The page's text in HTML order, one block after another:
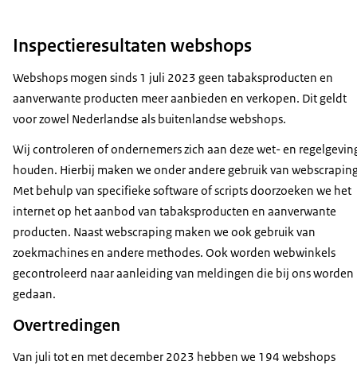
Inspectieresultaten webshops
Webshops mogen sinds 1 juli 2023 geen tabaksproducten en
aanverwante producten meer aanbieden en verkopen. Dit geldt
voor zowel Nederlandse als buitenlandse webshops.
Wij controleren of ondernemers zich aan deze wet- en
houden. Hierbij maken we onder andere gebruik van
Met behulp van specifieke software of scripts doorzoeken we het
internet op het aanbod van tabaksproducten en aanverwante
producten. Naast webscraping maken we ook gebruik van
zoekmachines en andere methodes. Ook worden webwinkels
gecontroleerd naar aanleiding van meldingen die bij ons worden
gedaan.
Overtredingen
Van juli tot en met december 2023 hebben we 194 webshops